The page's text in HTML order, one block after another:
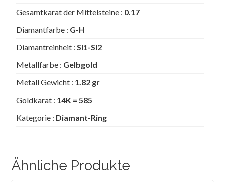
Gesamtkarat der Mittelsteine : 0.17
Diamantfarbe : G-H
Diamantreinheit :SI1-SI2
Metallfarbe : Gelbgold
Metall Gewicht : 1.82 gr
Goldkarat : 14K = 585
Kategorie : Diamant-Ring
Ähnliche Produkte